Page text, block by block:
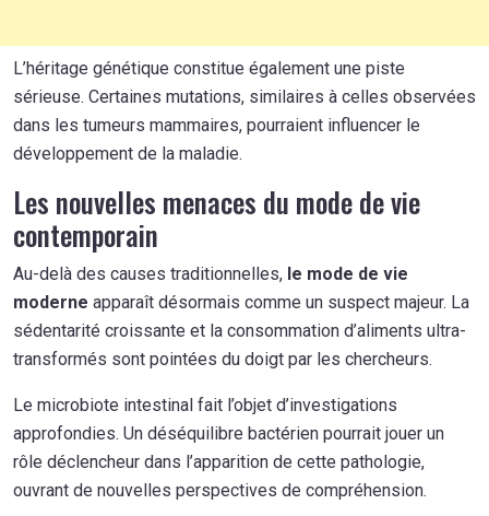
L’héritage génétique constitue également une piste
sérieuse. Certaines mutations, similaires à celles observées
dans les tumeurs mammaires, pourraient influencer le
développement de la maladie.
Les nouvelles menaces du mode de vie
contemporain
Au-delà des causes traditionnelles, le mode de vie
moderne apparaît désormais comme un suspect majeur. La
sédentarité croissante et la consommation d’aliments ultra-
transformés sont pointées du doigt par les chercheurs.
Le microbiote intestinal fait l’objet d’investigations
approfondies. Un déséquilibre bactérien pourrait jouer un
rôle déclencheur dans l’apparition de cette pathologie,
ouvrant de nouvelles perspectives de compréhension.